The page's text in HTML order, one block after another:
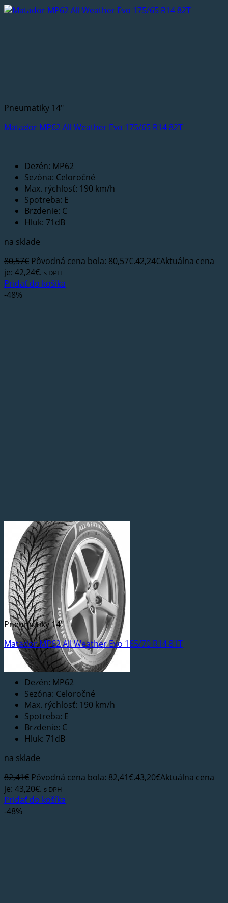
Pneumatiky 14"
Matador MP62 All Weather Evo 175/65 R14 82T
Dezén: MP62
Sezóna: Celoročné
Max. rýchlosť: 190 km/h
Spotreba: E
Brzdenie: C
Hluk: 71dB
na sklade
80,57€ Pôvodná cena bola: 80,57€.42,24€Aktuálna cena
je: 42,24€. s DPH
Pridať do košíka
-48%
Pneumatiky 14"
Matador MP62 All Weather Evo 165/70 R14 81T
Dezén: MP62
Sezóna: Celoročné
Max. rýchlosť: 190 km/h
Spotreba: E
Brzdenie: C
Hluk: 71dB
na sklade
82,41€ Pôvodná cena bola: 82,41€.43,20€Aktuálna cena
je: 43,20€. s DPH
Pridať do košíka
-48%